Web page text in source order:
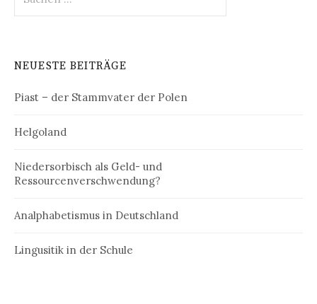
nach:
NEUESTE BEITRÄGE
Piast – der Stammvater der Polen
Helgoland
Niedersorbisch als Geld- und
Ressourcenverschwendung?
Analphabetismus in Deutschland
Lingusitik in der Schule